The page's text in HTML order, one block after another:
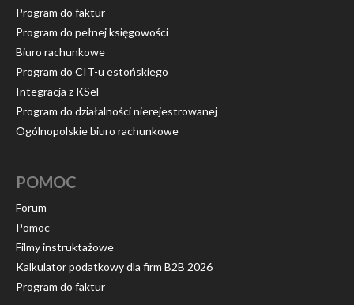
Program do faktur
Program do pełnej księgowości
Biuro rachunkowe
Program do CIT-u estońskiego
Integracja z KSeF
Program do działalności nierejestrowanej
Ogólnopolskie biuro rachunkowe
POMOC
Forum
Pomoc
Filmy instruktażowe
Kalkulator podatkowy dla firm B2B 2026
Program do faktur